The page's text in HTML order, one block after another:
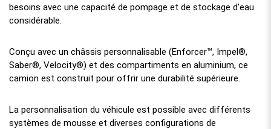
besoins avec une capacité de pompage et de stockage d’eau
considérable.
Conçu avec un châssis personnalisable (Enforcer™, Impel®,
Saber®, Velocity®) et des compartiments en aluminium, ce
camion est construit pour offrir une durabilité supérieure.
La personnalisation du véhicule est possible avec différents
systèmes de mousse et diverses configurations de